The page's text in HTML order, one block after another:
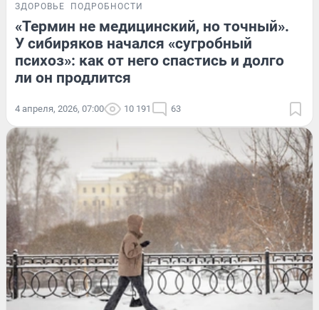
ЗДОРОВЬЕ ПОДРОБНОСТИ
«Термин не медицинский, но точный».
У сибиряков начался «сугробный
психоз»: как от него спастись и долго
ли он продлится
4 апреля, 2026, 07:00 10 191 63